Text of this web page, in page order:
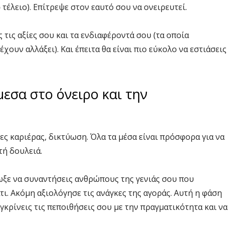
Επίτρεψε στον εαυτό σου να ονειρευτεί.
αξίες σου και τα ενδιαφέροντά σου (τα οποία
αλλάξει). Και έπειτα θα είναι πιο εύκολο να εστιάσεις
στο όνειρο και την
καριέρας, δικτύωση. Όλα τα μέσα είναι πρόσφορα για να
δουλειά.
να συναντήσεις ανθρώπους της γενιάς σου που
Ακόμη αξιολόγησε τις ανάγκες της αγοράς. Αυτή η φάση
τις πεποιθήσεις σου με την πραγματικότητα και να